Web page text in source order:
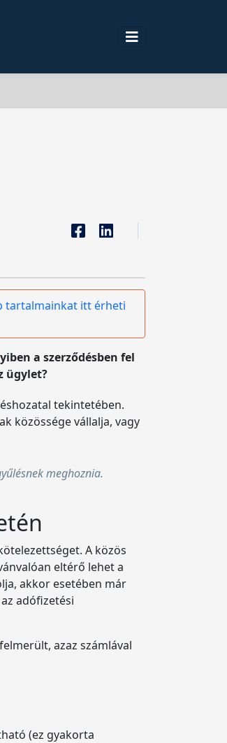
tartalmainkat itt érheti
a szerződésben fel
ügylet?
tekintetében.
közössége vállalja, vagy
meghoznia.
A közös
eltérő lehet a
akkor esetében már
adófizetési
azaz számlával
(ez gyakorta